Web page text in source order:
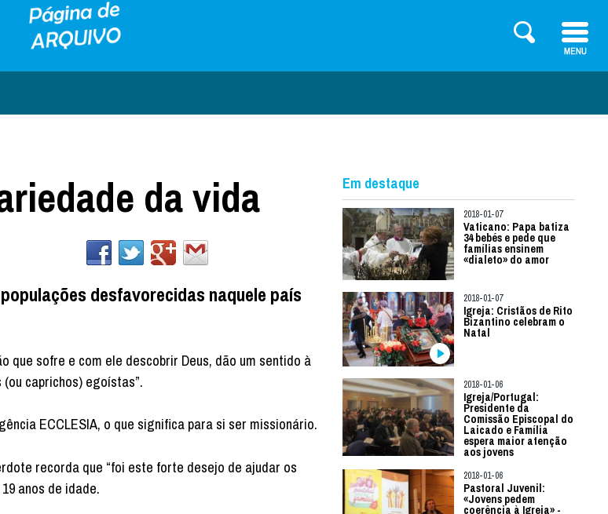
da vida
desfavorecidas naquele país
que sofre e com ele descobrir Deus, dão um sentido à
caprichos) egoístas”.
ECCLESIA, o que significa para si ser missionário.
recorda que “foi este forte desejo de ajudar os
anos de idade.
Em destaque
2018-01-07
Vaticano: Papa batiza
34 bebés e pede que
famílias ensinem
«dialeto» do amor
2018-01-07
Igreja: Cristãos de Rito
Bizantino celebram o
Natal
2018-01-06
Igreja/Portugal:
Presidente da
Comissão Episcopal do
Laicado e Família
espera maior atenção
aos jovens
2018-01-06
Pastoral Juvenil:
«Jovens pedem
coerência à Igreja» -